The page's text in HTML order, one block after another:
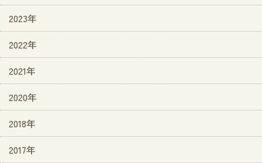
2023年
2022年
2021年
2020年
2018年
2017年